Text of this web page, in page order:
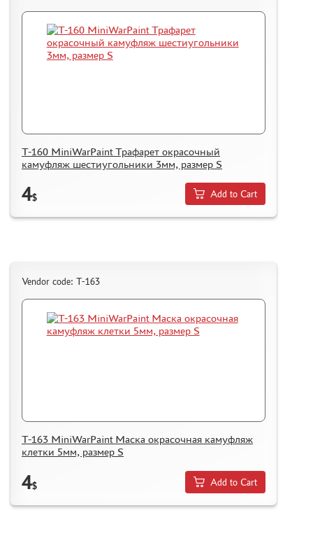
T-160 MiniWarPaint Трафарет окрасочный
камуфляж шестиугольники 3мм, размер S
4$ Add to Cart
Vendor code: T-163
T-163 MiniWarPaint Маска окрасочная камуфляж
клетки 5мм, размер S
4$ Add to Cart